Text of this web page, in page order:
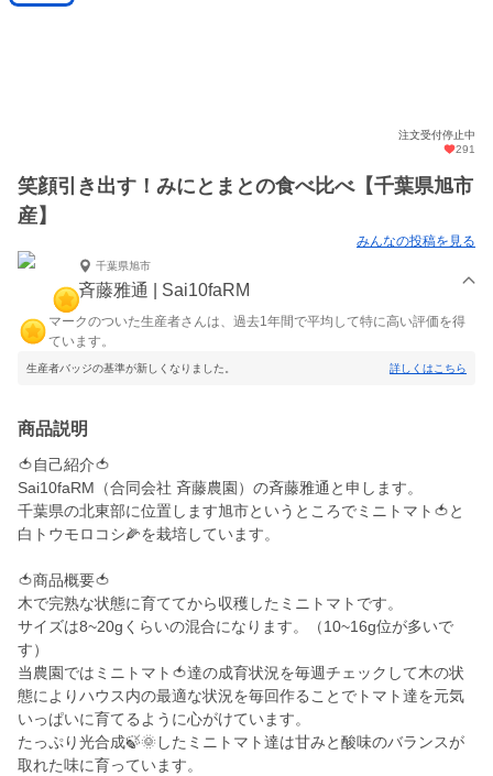
注文受付停止中
291
笑顔引き出す！みにとまとの食べ比べ【千葉県旭市
産】
みんなの投稿を見る
千葉県旭市
斉藤雅通 | Sai10faRM
マークのついた生産者さんは、過去1年間で平均して特に高い評価を得
ています。
生産者バッジの基準が新しくなりました。 詳しくはこちら
商品説明
🍅自己紹介🍅
Sai10faRM（合同会社 斉藤農園）の斉藤雅通と申します。
千葉県の北東部に位置します旭市というところでミニトマト🍅と
白トウモロコシ🌽を栽培しています。
🍅商品概要🍅
木で完熟な状態に育ててから収穫したミニトマトです。
サイズは8~20gくらいの混合になります。（10~16g位が多いで
す）
当農園ではミニトマト🍅達の成育状況を毎週チェックして木の状
態によりハウス内の最適な状況を毎回作ることでトマト達を元気
いっぱいに育てるように心がけています。
たっぷり光合成🍃🌞したミニトマト達は甘みと酸味のバランスが
取れた味に育っています。